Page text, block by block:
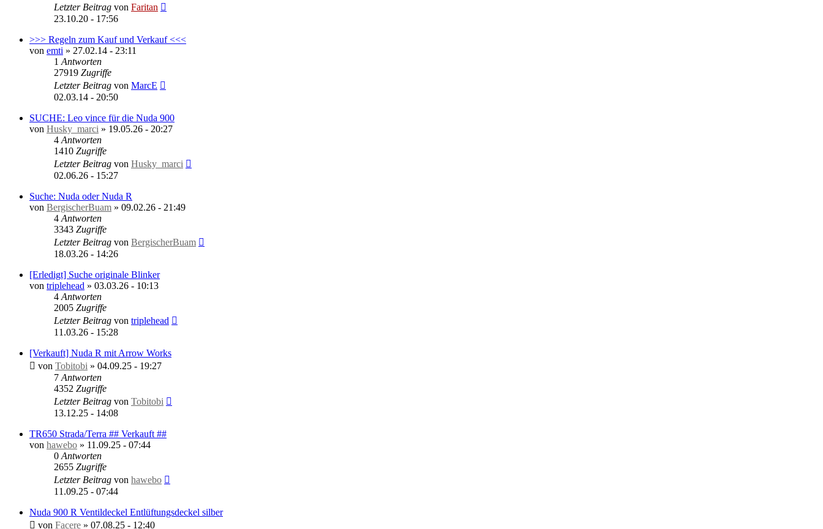
Letzter Beitrag von Faritan
23.10.20 - 17:56
>>> Regeln zum Kauf und Verkauf <<<
von emti » 27.02.14 - 23:11
1 Antworten
27919 Zugriffe
Letzter Beitrag von MarcE
02.03.14 - 20:50
SUCHE: Leo vince für die Nuda 900
von Husky_marci » 19.05.26 - 20:27
4 Antworten
1410 Zugriffe
Letzter Beitrag von Husky_marci
02.06.26 - 15:27
Suche: Nuda oder Nuda R
von BergischerBuam » 09.02.26 - 21:49
4 Antworten
3343 Zugriffe
Letzter Beitrag von BergischerBuam
18.03.26 - 14:26
[Erledigt] Suche originale Blinker
von triplehead » 03.03.26 - 10:13
4 Antworten
2005 Zugriffe
Letzter Beitrag von triplehead
11.03.26 - 15:28
[Verkauft] Nuda R mit Arrow Works
von Tobitobi » 04.09.25 - 19:27
7 Antworten
4352 Zugriffe
Letzter Beitrag von Tobitobi
13.12.25 - 14:08
TR650 Strada/Terra ## Verkauft ##
von hawebo » 11.09.25 - 07:44
0 Antworten
2655 Zugriffe
Letzter Beitrag von hawebo
11.09.25 - 07:44
Nuda 900 R Ventildeckel Entlüftungsdeckel silber
von Facere » 07.08.25 - 12:40